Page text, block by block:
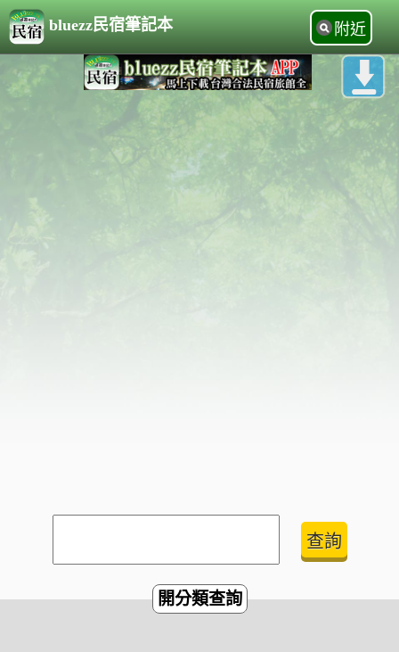
bluezz民宿筆記本 附近
開分類查詢